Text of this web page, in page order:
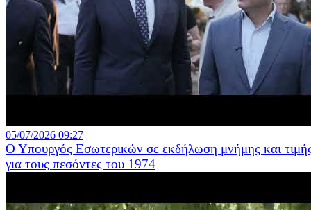
05/07/2026 09:27
Ο Υπουργός Εσωτερικών σε εκδήλωση μνήμης και
για τους πεσόντες του 1974